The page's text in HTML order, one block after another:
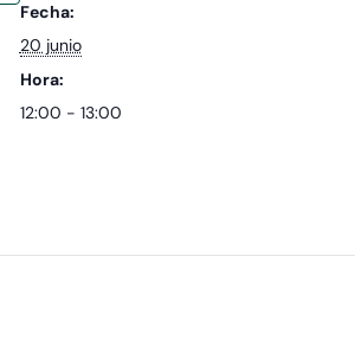
Fecha:
20 junio
Hora:
12:00 - 13:00